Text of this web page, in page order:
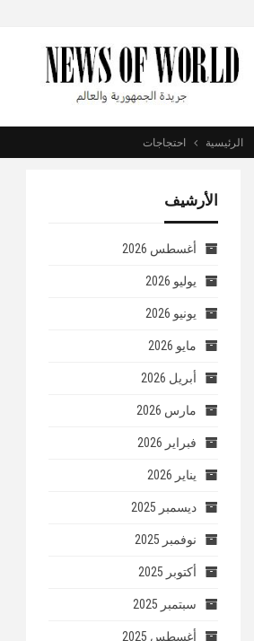
الرئيسية احتجاجات
الأرشيف
أغسطس 2026
يوليو 2026
يونيو 2026
مايو 2026
أبريل 2026
مارس 2026
فبراير 2026
يناير 2026
ديسمبر 2025
نوفمبر 2025
أكتوبر 2025
سبتمبر 2025
أغسطس 2025